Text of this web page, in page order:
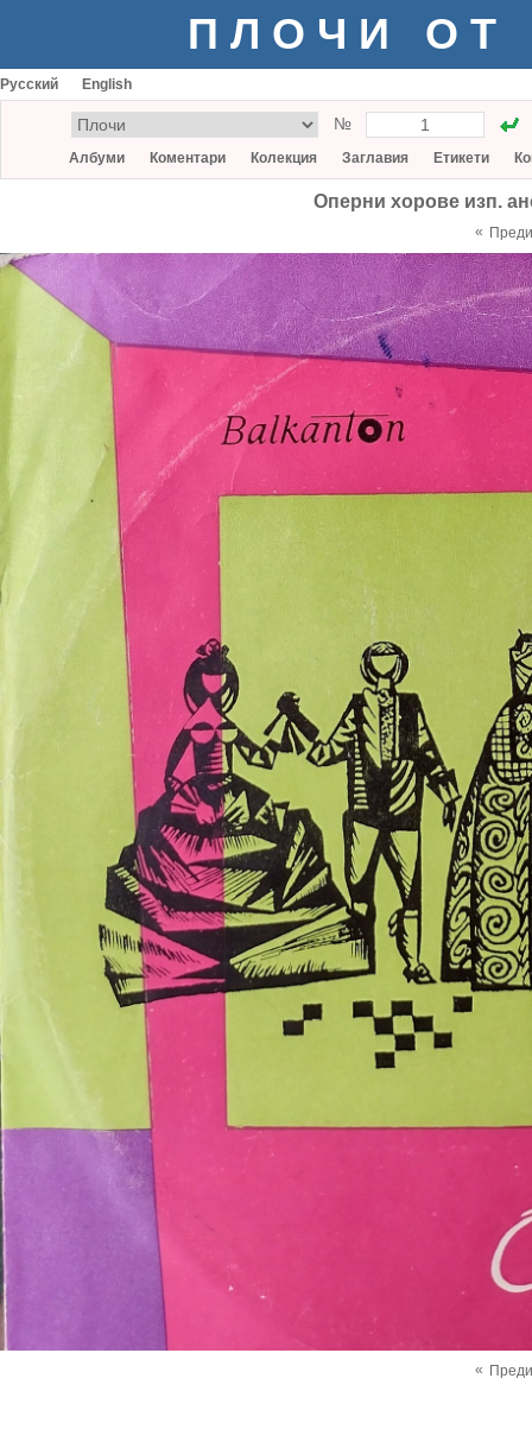
ПЛОЧИ ОТ
Русский English
№
Албуми Коментари Колекция Заглавия Етикети
Оперни хорове изп.
«
«